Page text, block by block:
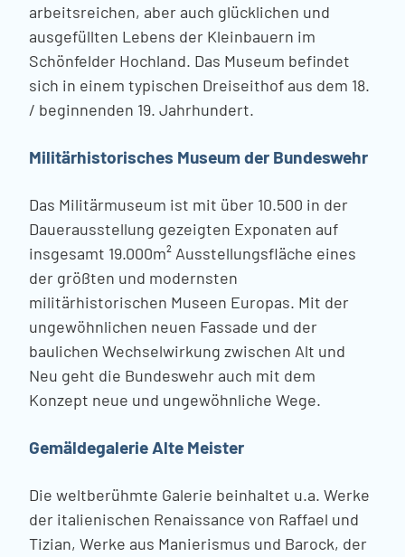
arbeitsreichen, aber auch glücklichen und
ausgefüllten Lebens der Kleinbauern im
Schönfelder Hochland. Das Museum befindet
sich in einem typischen Dreiseithof aus dem 18.
/ beginnenden 19. Jahrhundert.
Militärhistorisches Museum der Bundeswehr
Das Militärmuseum ist mit über 10.500 in der
Dauerausstellung gezeigten Exponaten auf
insgesamt 19.000m² Ausstellungsfläche eines
der größten und modernsten
militärhistorischen Museen Europas. Mit der
ungewöhnlichen neuen Fassade und der
baulichen Wechselwirkung zwischen Alt und
Neu geht die Bundeswehr auch mit dem
Konzept neue und ungewöhnliche Wege.
Gemäldegalerie Alte Meister
Die weltberühmte Galerie beinhaltet u.a. Werke
der italienischen Renaissance von Raffael und
Tizian, Werke aus Manierismus und Barock, der